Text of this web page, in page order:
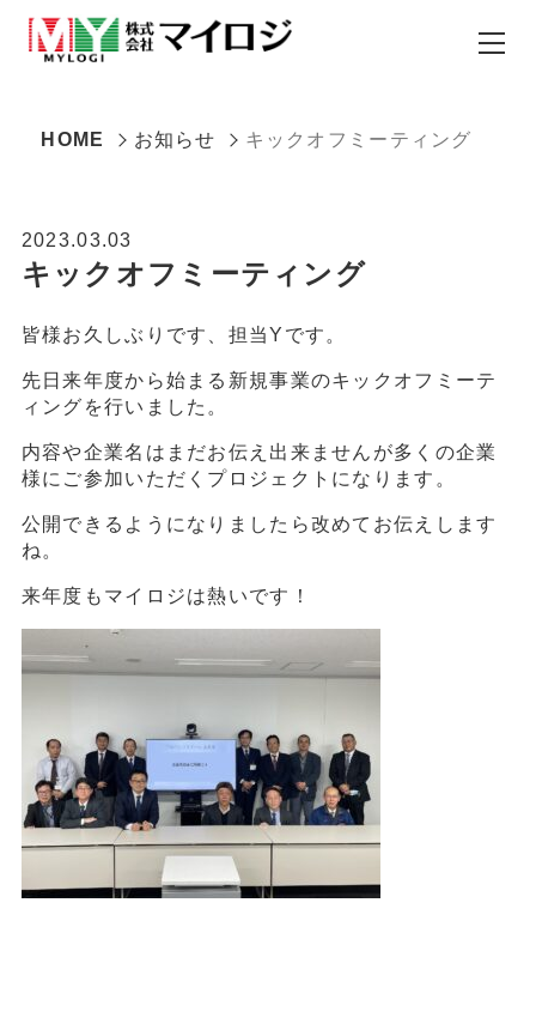
HOME お知らせ キックオフミーティング
2023.03.03
キックオフミーティング
皆様お久しぶりです、担当Yです。
先日来年度から始まる新規事業のキックオフミーテ
ィングを行いました。
内容や企業名はまだお伝え出来ませんが多くの企業
様にご参加いただくプロジェクトになります。
公開できるようになりましたら改めてお伝えします
ね。
来年度もマイロジは熱いです！